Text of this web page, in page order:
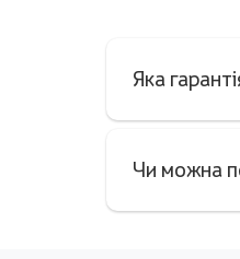
Яка
Чи можна